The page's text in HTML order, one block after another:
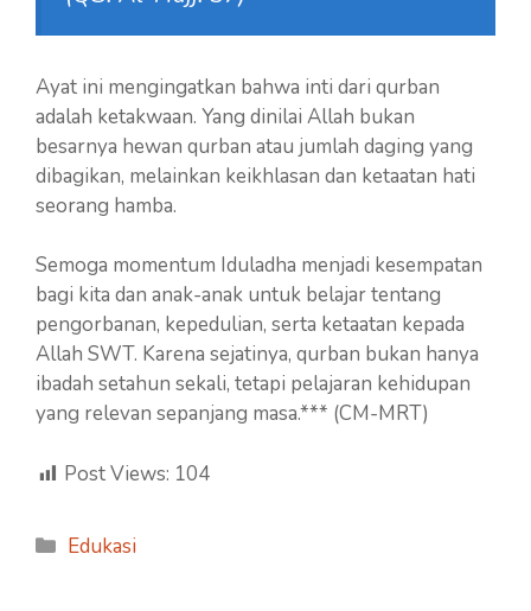
Ayat ini mengingatkan bahwa inti dari qurban
adalah ketakwaan. Yang dinilai Allah bukan
besarnya hewan qurban atau jumlah daging yang
dibagikan, melainkan keikhlasan dan ketaatan hati
seorang hamba.
Semoga momentum Iduladha menjadi kesempatan
bagi kita dan anak-anak untuk belajar tentang
pengorbanan, kepedulian, serta ketaatan kepada
Allah SWT. Karena sejatinya, qurban bukan hanya
ibadah setahun sekali, tetapi pelajaran kehidupan
yang relevan sepanjang masa.*** (CM-MRT)
Post Views: 104
Categories
Edukasi